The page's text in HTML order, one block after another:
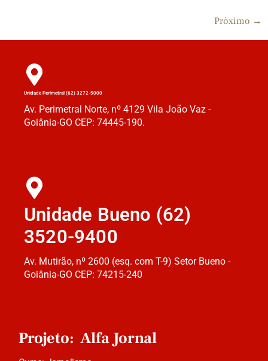
Próximo →
Unidade Perimetral (62) 3272-5000
Av. Perimetral Norte, nº 4129 Vila João Vaz -
Goiânia-GO CEP: 74445-190.
Unidade Bueno (62)
3520-9400
Av. Mutirão, nº 2600 (esq. com T-9) Setor Bueno -
Goiânia-GO CEP: 74215-240
Projeto: Alfa Jornal